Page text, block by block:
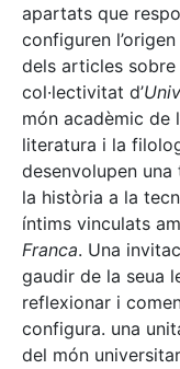
apartats que
configuren
dels articles
col·lectivitat d’
món acadèmic de
literatura i la
desenvolupen una
la història a la
íntims vinculats
Franca. Una
gaudir de la seua
reflexionar i
configura. una
del món